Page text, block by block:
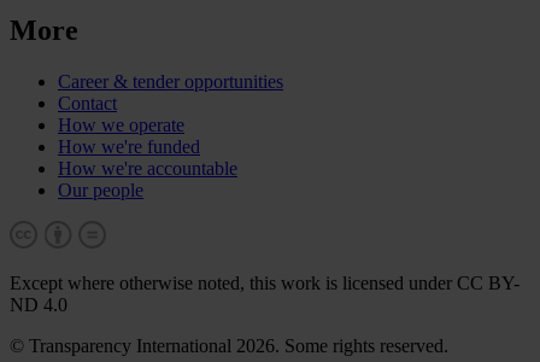
More
Career & tender opportunities
Contact
How we operate
How we're funded
How we're accountable
Our people
Except where otherwise noted, this work is licensed under CC BY-
ND 4.0
© Transparency International 2026. Some rights reserved.